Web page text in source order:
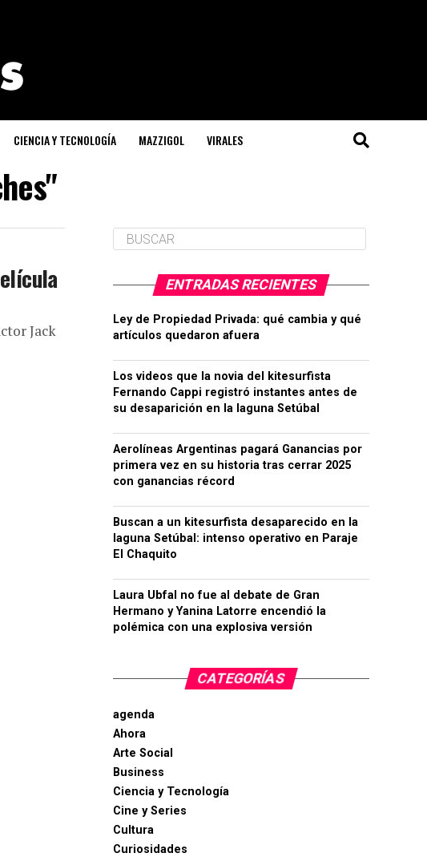
CIENCIA Y TECNOLOGÍA MAZZIGOL VIRALES
Jack
ENTRADAS RECIENTES
Ley de Propiedad Privada: qué cambia y qué
artículos quedaron afuera
Los videos que la novia del kitesurfista
Fernando Cappi registró instantes antes de
su desaparición en la laguna Setúbal
Aerolíneas Argentinas pagará Ganancias por
primera vez en su historia tras cerrar 2025
con ganancias récord
Buscan a un kitesurfista desaparecido en la
laguna Setúbal: intenso operativo en Paraje
El Chaquito
Laura Ubfal no fue al debate de Gran
Hermano y Yanina Latorre encendió la
polémica con una explosiva versión
CATEGORÍAS
agenda
Ahora
Arte Social
Business
Ciencia y Tecnología
Cine y Series
Cultura
Curiosidades